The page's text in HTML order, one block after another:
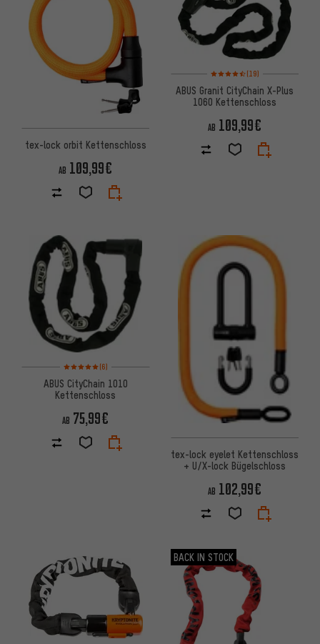
tex-lock orbit Kettenschloss
AB 109,99€
Bewertungen: 4,5 von 5
(19)
ABUS Granit CityChain X-Plus
1060 Kettenschloss
AB 109,99€
Bewertungen: 5 von 5 basierend auf 6 Bewertungen
(6)
ABUS CityChain 1010
Kettenschloss
AB 75,99€
tex-lock eyelet Kettenschloss
+ U/X-lock Bügelschloss
AB 102,99€
BACK IN STOCK